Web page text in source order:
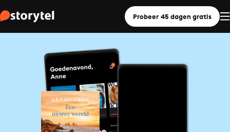
Probeer 45 dagen gratis